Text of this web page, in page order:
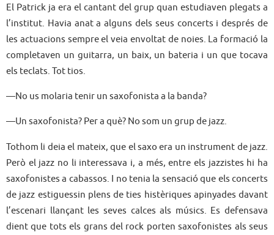
El Patrick ja era el cantant del grup quan estudiaven plegats a
l’institut. Havia anat a alguns dels seus concerts i després de
les actuacions sempre el veia envoltat de noies. La formació la
completaven un guitarra, un baix, un bateria i un que tocava
els teclats. Tot tios.
—No us molaria tenir un saxofonista a la banda?
—Un saxofonista? Per a què? No som un grup de jazz.
Tothom li deia el mateix, que el saxo era un instrument de jazz.
Però el jazz no li interessava i, a més, entre els jazzistes hi ha
saxofonistes a cabassos. I no tenia la sensació que els concerts
de jazz estiguessin plens de ties histèriques apinyades davant
l’escenari llançant les seves calces als músics. Es defensava
dient que tots els grans del rock porten saxofonistes als seus